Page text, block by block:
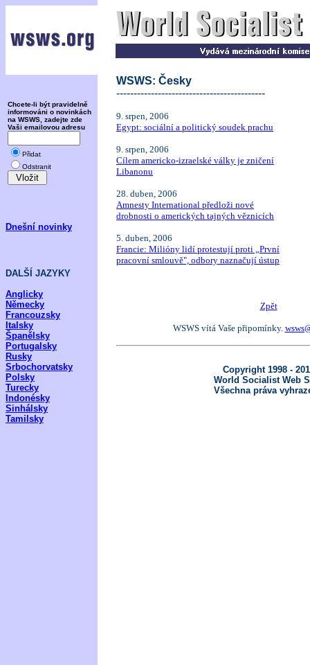
Chcete-li být pravidelně
informováni o novinkách
na WSWS, zadejte zde
Vaši emailovou adresu
Přidat
Odstranit
Dnešní novinky
DALŠÍ JAZYKY
Anglicky
Německy
Francouzsky
Italsky
Španělsky
Portugalsky
Rusky
Srbochorvatsky
Polsky
Turecky
Indonésky
Sinhálsky
Tamilsky
WSWS: Česky
-------------------------------------------
9. srpen, 2006
Egypt: sociální a politický soudek prachu
9. srpen, 2006
Cílem americko-izraelské války je zničení
Libanonu
28. duben, 2006
Amnesty International předloži nové
drobnosti o amerických tajných věznicích
5. duben, 2006
Francie: Milióny lidí protestují proti „První
pracovní smlouvě", odbory naznačují ústup
Zpět
WSWS vítá Vaše připomínky.
Copyright 1998 -
World Socialist Web
Všechna práva